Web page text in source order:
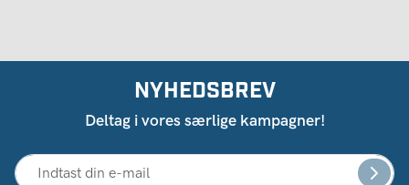
NYHEDSBREV
Deltag i vores særlige kampagner!